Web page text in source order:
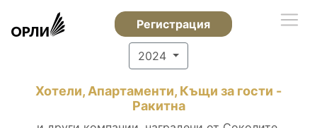
Регистрация
2024
Хотели, Апартаменти, Къщи за гости -
Ракитна